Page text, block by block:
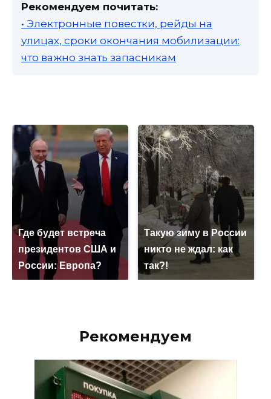
Рекомендуем почитать:
• Электронные повестки, рейды на
улицах, сроки окончания мобилизации:
что важно знать запасникам
Где будет встреча
президентов США и
России: Европа?
Такую зиму в России
никто не ждал: как
так?!
Рекомендуем